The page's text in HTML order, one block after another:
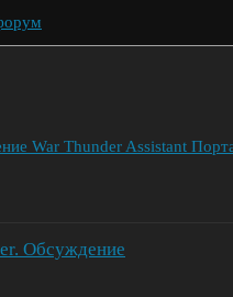
War Thunder Assistant
Обсуждение